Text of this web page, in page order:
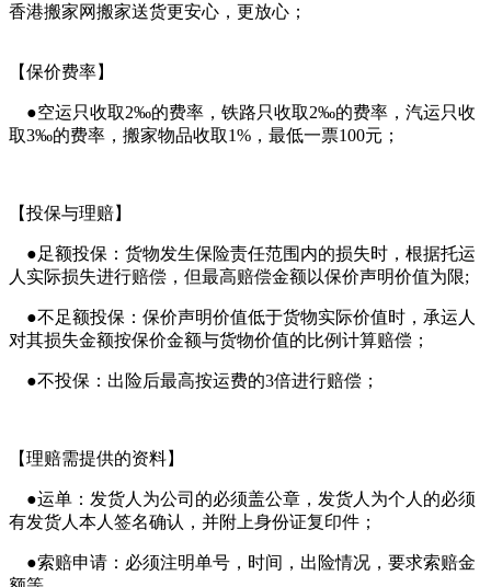
香港搬家网搬家送货更安心，更放心；
【保价费率】
●空运只收取2‰的费率，铁路只收取2‰的费率，汽运只收
取3‰的费率，搬家物品收取1%，最低一票100元；
【投保与理赔】
●足额投保：货物发生保险责任范围内的损失时，根据托运
人实际损失进行赔偿，但最高赔偿金额以保价声明价值为限;
●不足额投保：保价声明价值低于货物实际价值时，承运人
对其损失金额按保价金额与货物价值的比例计算赔偿；
●不投保：出险后最高按运费的3倍进行赔偿；
【理赔需提供的资料】
●运单：发货人为公司的必须盖公章，发货人为个人的必须
有发货人本人签名确认，并附上身份证复印件；
●索赔申请：必须注明单号，时间，出险情况，要求索赔金